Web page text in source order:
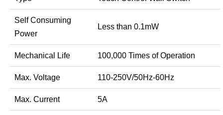
Self Consuming
Power
Less than 0.1mW
Mechanical Life 100,000 Times of Operation
Max. Voltage 110-250V/50Hz-60Hz
Max. Current 5A